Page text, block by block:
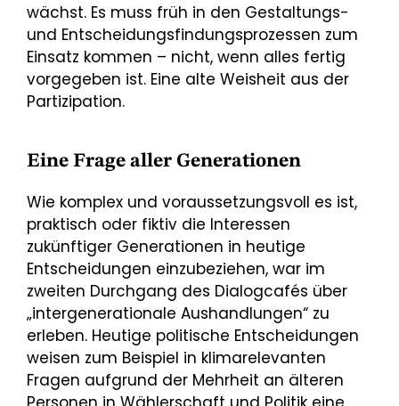
wächst. Es muss früh in den Gestaltungs-
und Entscheidungsfindungsprozessen zum
Einsatz kommen – nicht, wenn alles fertig
vorgegeben ist. Eine alte Weisheit aus der
Partizipation.
Eine Frage aller Generationen
Wie komplex und voraussetzungsvoll es ist,
praktisch oder fiktiv die Interessen
zukünftiger Generationen in heutige
Entscheidungen einzubeziehen, war im
zweiten Durchgang des Dialogcafés über
„intergenerationale Aushandlungen“ zu
erleben. Heutige politische Entscheidungen
weisen zum Beispiel in klimarelevanten
Fragen aufgrund der Mehrheit an älteren